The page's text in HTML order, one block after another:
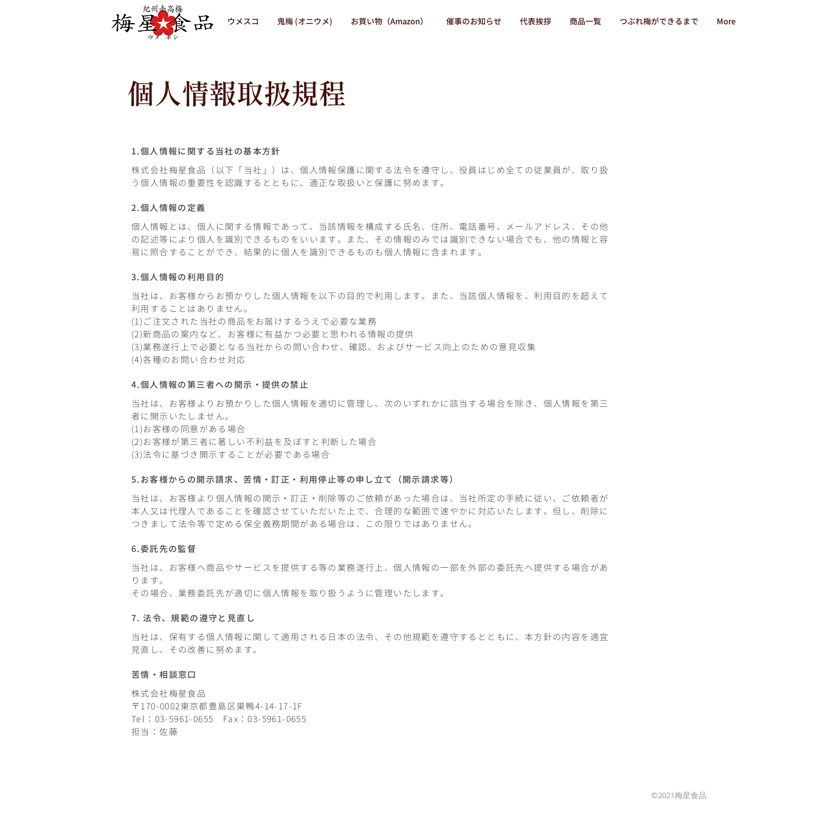
ウメスコ 鬼梅 (オニウメ) お買い物（Amazon） 催事のお知らせ 代表挨拶 商品一覧 つぶれ梅ができるまで More
個人情報取扱規程
1.個人情報に関する当社の基本方針
株式会社梅星食品（以下「当社」）は、個人情報保護に関する法令を遵守し、役員はじめ全ての従業員が、取り扱
う個人情報の重要性を認識するとともに、適正な取扱いと保護に努めます。
2.個人情報の定義
個人情報とは、個人に関する情報であって、当該情報を構成する氏名、住所、電話番号、メールアドレス、その他
の記述等により個人を識別できるものをいいます。また、その情報のみでは識別できない場合でも、他の情報と容
易に照合することができ、結果的に個人を識別できるものも個人情報に含まれます。
3.個人情報の利用目的
当社は、お客様からお預かりした個人情報を以下の目的で利用します。また、当該個人情報を、利用目的を超えて
利用することはありません。
(1)ご注文された当社の商品をお届けするうえで必要な業務
(2)新商品の案内など、お客様に有益かつ必要と思われる情報の提供
(3)業務遂行上で必要となる当社からの問い合わせ、確認、およびサービス向上のための意見収集
(4)各種のお問い合わせ対応
4.個人情報の第三者への開示・提供の禁止
当社は、お客様よりお預かりした個人情報を適切に管理し、次のいずれかに該当する場合を除き、個人情報を第三
者に開示いたしません。
(1)お客様の同意がある場合
(2)お客様が第三者に著しい不利益を及ぼすと判断した場合
(3)法令に基づき開示することが必要である場合
5.お客様からの開示請求、苦情・訂正・利用停止等の申し立て（開示請求等）
当社は、お客様より個人情報の開示・訂正・削除等のご依頼があった場合は、当社所定の手続に従い、ご依頼者が
本人又は代理人であることを確認させていただいた上で、合理的な範囲で速やかに対応いたします。但し、削除に
つきまして法令等で定める保全義務期間がある場合は、この限りではありません。
6.委託先の監督
当社は、お客様へ商品やサービスを提供する等の業務遂行上、個人情報の一部を外部の委託先へ提供する場合があ
ります。
その場合、業務委託先が適切に個人情報を取り扱うように管理いたします。
7. 法令、規範の遵守と見直し
当社は、保有する個人情報に関して適用される日本の法令、その他規範を遵守するとともに、本方針の内容を適宜
見直し、その改善に努めます。
苦情・相談窓口
株式会社梅星食品
〒170-0002東京都豊島区巣鴨4-14-17-1F
Tel：03-5961-0655 Fax：03-5961-0655
担当：佐藤
©2021梅星食品